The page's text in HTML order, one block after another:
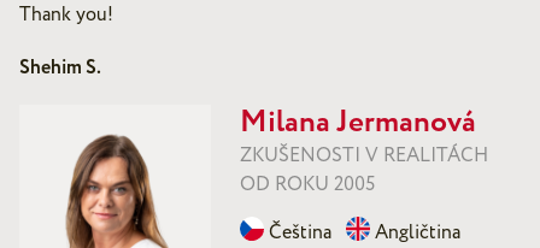
Thank you!
Shehim S.
Milana Jermanová
ZKUŠENOSTI V REALITÁCH
OD ROKU 2005
Čeština
Angličtina